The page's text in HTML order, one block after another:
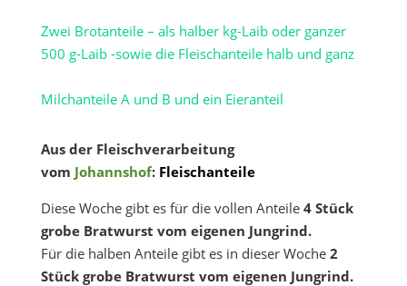
Zwei Brotanteile – als halber kg-Laib oder ganzer
500 g-Laib -sowie die Fleischanteile halb und ganz
Milchanteile A und B und ein Eieranteil
Aus der Fleischverarbeitung
vom Johannshof:Fleischanteile
Diese Woche gibt es für die vollen Anteile 4 Stück
grobe Bratwurst vom eigenen Jungrind.
Für die halben Anteile gibt es in dieser Woche2
Stück grobe Bratwurst vom eigenen Jungrind.